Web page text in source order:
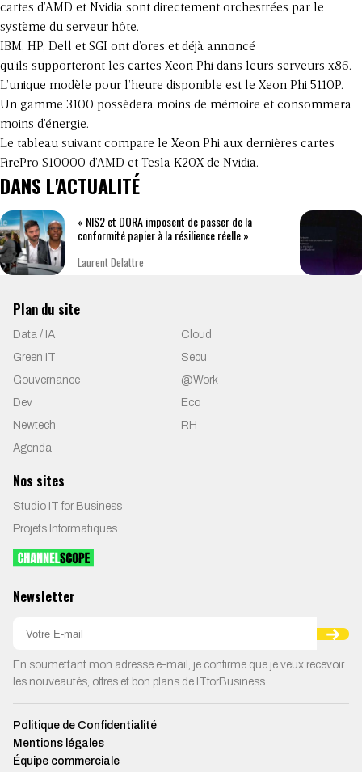
cartes d’AMD et Nvidia sont directement orchestrées par le
système du serveur hôte.
IBM, HP, Dell et SGI ont d’ores et déjà annoncé
qu’ils supporteront les cartes Xeon Phi dans leurs serveurs x86.
L’unique modèle pour l’heure disponible est le Xeon Phi 5110P.
Un gamme 3100 possèdera moins de mémoire et consommera
moins d’énergie.
Le tableau suivant compare le Xeon Phi aux dernières cartes
FirePro S10000 d’AMD et Tesla K20X de Nvidia.
DANS L'ACTUALITÉ
« NIS2 et DORA imposent de passer de la
conformité papier à la résilience réelle »
Laurent Delattre
Plan du site
Data / IA
Cloud
Green IT
Secu
Gouvernance
@Work
Dev
Eco
Newtech
RH
Agenda
Nos sites
Studio IT for Business
Projets Informatiques
Newsletter
En soumettant mon adresse e-mail, je confirme que je veux recevoir
les nouveautés, offres et bon plans de ITforBusiness.
Politique de Confidentialité
Mentions légales
Équipe commerciale